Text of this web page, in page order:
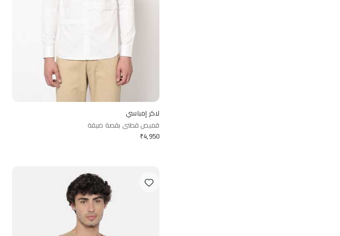
لاكر إمباسي
قميص قطني بقصة ضيقة
₹4,950